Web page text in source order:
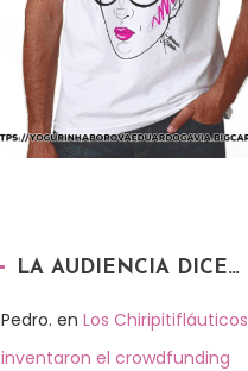
LA AUDIENCIA DICE…
Pedro. en Los Chiripitifláuticos
inventaron el crowdfunding